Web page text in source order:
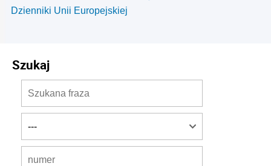
Dzienniki Unii Europejskiej
Szukaj